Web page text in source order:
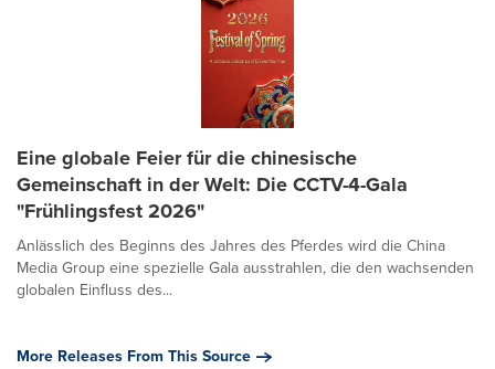
Eine globale Feier für die chinesische
Gemeinschaft in der Welt: Die CCTV-4-Gala
"Frühlingsfest 2026"
Anlässlich des Beginns des Jahres des Pferdes wird die China
Media Group eine spezielle Gala ausstrahlen, die den wachsenden
globalen Einfluss des...
More Releases From This Source